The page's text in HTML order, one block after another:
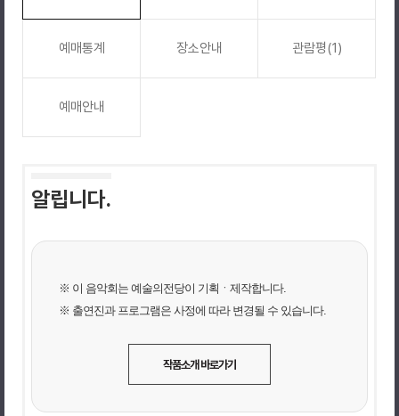
예매통계 장소안내 관람평(1)
예매안내
알립니다.
※ 이 음악회는 예술의전당이 기획ㆍ제작합니다.
※ 출연진과 프로그램은 사정에 따라 변경될 수 있습니다.
작품소개 바로가기